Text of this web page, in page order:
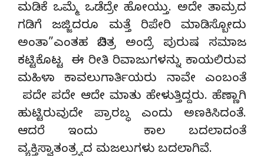
ಮಡಿಕೆ ಒಮ್ಮೆ ಒಡೆದ್ರೇ ಹೋಯ್ತು. ಅದೇ ತಾಮ್ರದ
ಗಡಿಗೆ ಜಜ್ಜಿದರೂ ಮತ್ತೆ ರಿಪೇರಿ ಮಾಡಿಸ್ಬೋದು
ಅಂತಾ”ಎಂತಹ ವಿಚಿತ್ರ ಅಂದ್ರೆ ಪುರುಷ ಸಮಾಜ
ಕಟ್ಟಿಕೊಟ್ಟ ಈ ರೀತಿ ರಿವಾಜುಗಳನ್ನು ಕಾಯಲಿರುವ
ಮಹಿಳಾ ಕಾವಲುಗಾರ್ತಿಯರು ನಾವೇ ಎಂಬಂತೆ
ಪದೇ ಪದೇ ಆದೇ ಮಾತು ಹೇಳುತ್ತಿದ್ದರು. ಹೆಣ್ಣಾಗಿ
ಹುಟ್ಟಿರುವುದೇ ಪ್ರಾರಬ್ಧ ಎಂದು ಅಣಕಿಸಿದಂತೆ.
ಆದರೆ ಇಂದು ಕಾಲ ಬದಲಾದಂತೆ
ವ್ಯಕ್ತಿಸ್ವಾತಂತ್ರ್ಯದ ಮಜಲುಗಳು ಬದಲಾಗಿವೆ.